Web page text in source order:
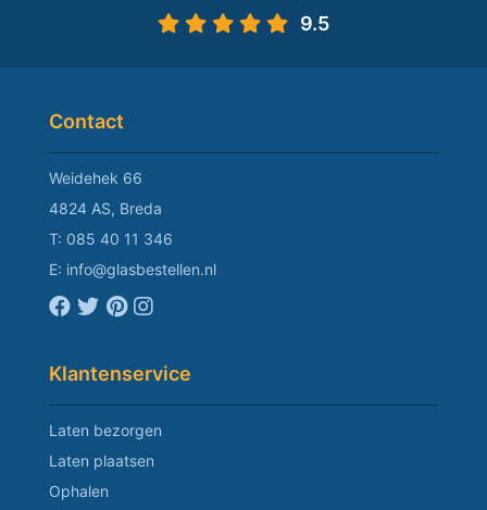
9.5
Contact
Weidehek 66
4824 AS, Breda
T: 085 40 11 346
E: info@glasbestellen.nl
Klantenservice
Laten bezorgen
Laten plaatsen
Ophalen